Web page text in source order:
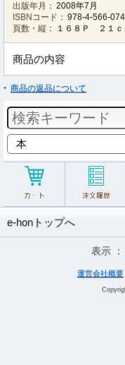
出版年月： 2008年7月
ISBNコード： 978-4-566-
頁数・縦：
１６８Ｐ ２１ｃ
商品の内容
商品の返品について
e-honトップへ
表示 ：
運営会社概要